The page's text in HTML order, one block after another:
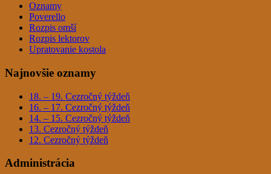
Oznamy
Poverello
Rozpis omší
Rozpis lektorov
Upratovanie kostola
Najnovšie oznamy
18. – 19. Cezročný týždeň
16. – 17. Cezročný týždeň
14. – 15. Cezročný týždeň
13. Cezročný týždeň
12. Cezročný týždeň
Administrácia